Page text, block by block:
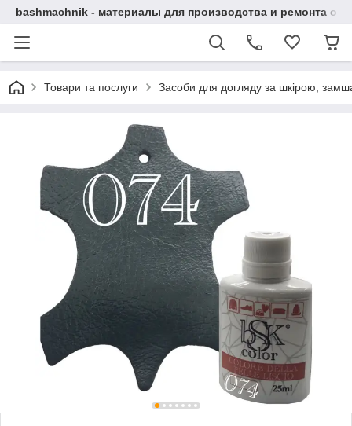
bashmachnik - материалы для производства и ремонта
Товари та послуги Засоби для догляду за шкірою,